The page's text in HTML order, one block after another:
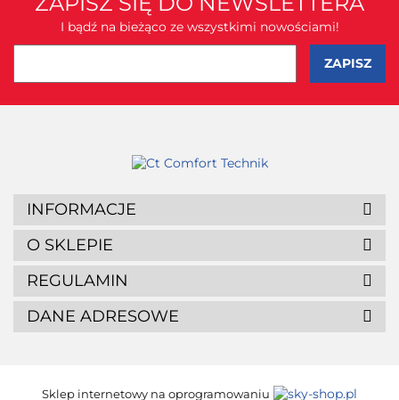
I bądź na bieżąco ze wszystkimi nowościami!
INFORMACJE
O SKLEPIE
REGULAMIN
DANE ADRESOWE
Sklep internetowy na oprogramowaniu